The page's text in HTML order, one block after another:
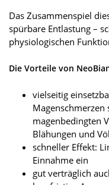
Das Zusammenspiel
spürbare Entlastung –
physiologischen
Die Vorteile von
vielseitig
Magenschmerzen
magenbedingten
Blähungen und
schneller Effekt:
Einnahme ein
gut verträglich